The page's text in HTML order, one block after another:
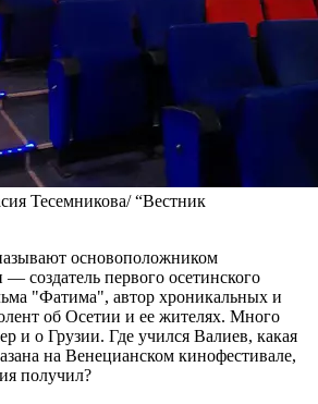
Тесемникова/ “Вестник
основоположником
создатель первого осетинского
"Фатима", автор хроникальных и
об Осетии и ее жителях. Много
и о Грузии. Где учился Валиев, какая
на Венецианском кинофестивале,
получил?